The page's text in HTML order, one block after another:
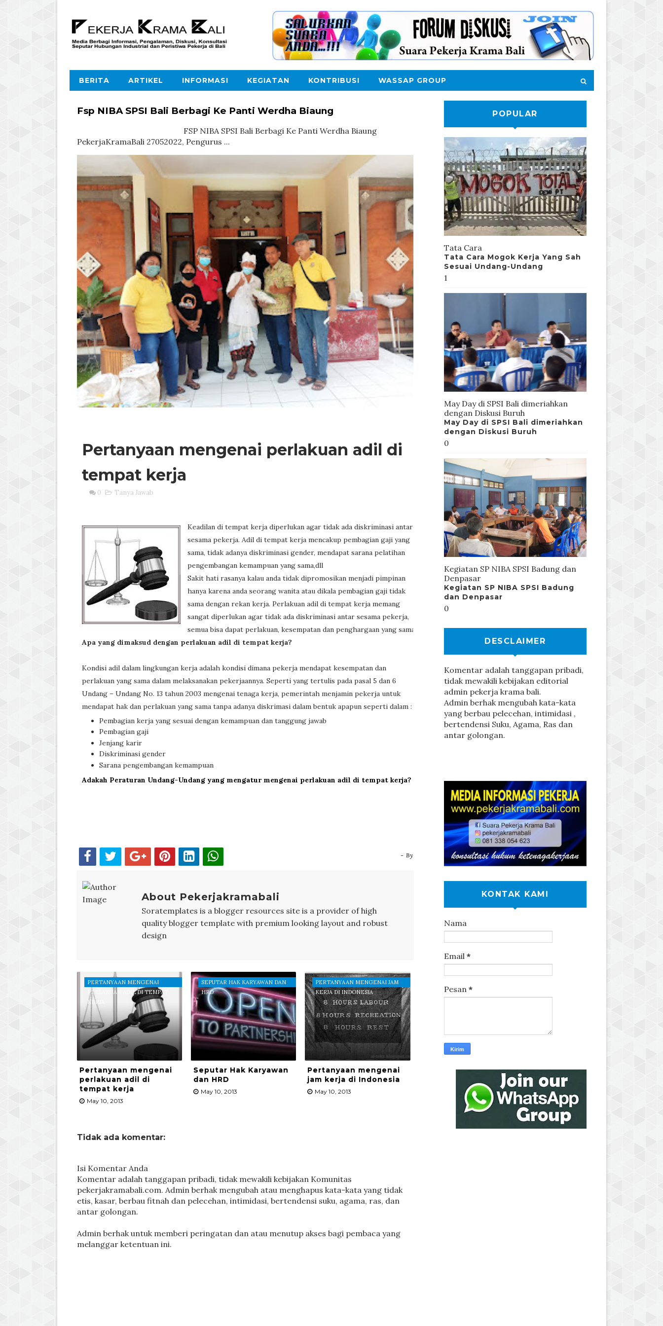
BERITA ARTIKEL INFORMASI KEGIATAN KONTRIBUSI WASSAP GROUP
Fsp NIBA SPSI Bali Berbagi Ke Panti Werdha Biaung
FSP NIBA SPSI Bali Berbagi Ke Panti Werdha Biaung
PekerjaKramaBali 27052022, Pengurus ...
Pertanyaan mengenai perlakuan adil di
tempat kerja
0 Tanya Jawab
Keadilan di tempat kerja diperlukan agar tidak ada diskriminasi antar
sesama pekerja. Adil di tempat kerja mencakup pembagian gaji yang
sama, tidak adanya diskriminasi gender, mendapat sarana pelatihan
pengembangan kemampuan yang sama,dll
Sakit hati rasanya kalau anda tidak dipromosikan menjadi pimpinan
hanya karena anda seorang wanita atau dikala pembagian gaji tidak
sama dengan rekan kerja. Perlakuan adil di tempat kerja memang
sangat diperlukan agar tidak ada diskriminasi antar sesama pekerja,
semua bisa dapat perlakuan, kesempatan dan penghargaan yang sama.
Apa yang dimaksud dengan perlakuan adil di tempat kerja?
Kondisi adil dalam lingkungan kerja adalah kondisi dimana pekerja mendapat kesempatan dan
perlakuan yang sama dalam melaksanakan pekerjaannya. Seperti yang tertulis pada pasal 5 dan 6
Undang – Undang No. 13 tahun 2003 mengenai tenaga kerja, pemerintah menjamin pekerja untuk
mendapat hak dan perlakuan yang sama tanpa adanya diskrimasi dalam bentuk apapun seperti dalam :
Pembagian kerja yang sesuai dengan kemampuan dan tanggung jawab
Pembagian gaji
Jenjang karir
Diskriminasi gender
Sarana pengembangan kemampuan
Adakah Peraturan Undang-Undang yang mengatur mengenai perlakuan adil di tempat kerja?
- By
About Pekerjakramabali
Soratemplates is a blogger resources site is a provider of high
quality blogger template with premium looking layout and robust
design
PERTANYAAN MENGENAI
PERLAKUAN ADIL DI TEMPAT
KERJA
Pertanyaan mengenai
perlakuan adil di
tempat kerja
May 10, 2013
SEPUTAR HAK KARYAWAN DAN
HRD
Seputar Hak Karyawan
dan HRD
May 10, 2013
PERTANYAAN MENGENAI JAM
KERJA DI INDONESIA
Pertanyaan mengenai
jam kerja di Indonesia
May 10, 2013
Tidak ada komentar:
Isi Komentar Anda
Komentar adalah tanggapan pribadi, tidak mewakili kebijakan Komunitas
pekerjakramabali.com. Admin berhak mengubah atau menghapus kata-kata yang tidak
etis, kasar, berbau fitnah dan pelecehan, intimidasi, bertendensi suku, agama, ras, dan
antar golongan.
Admin berhak untuk memberi peringatan dan atau menutup akses bagi pembaca yang
melanggar ketentuan ini.
POPULAR
Tata Cara
Tata Cara Mogok Kerja Yang Sah
Sesuai Undang-Undang
1
May Day di SPSI Bali dimeriahkan
dengan Diskusi Buruh
May Day di SPSI Bali dimeriahkan
dengan Diskusi Buruh
0
Kegiatan SP NIBA SPSI Badung dan
Denpasar
Kegiatan SP NIBA SPSI Badung
dan Denpasar
0
DESCLAIMER
Komentar adalah tanggapan pribadi,
tidak mewakili kebijakan editorial
admin pekerja krama bali.
Admin berhak mengubah kata-kata
yang berbau pelecehan, intimidasi ,
bertendensi Suku, Agama, Ras dan
antar golongan.
KONTAK KAMI
Nama
Email *
Pesan *